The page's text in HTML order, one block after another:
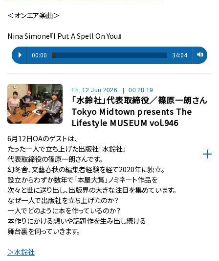
＜オンエア楽曲＞
Nina Simone『I Put A Spell On You』
00:00 34:04
Fri, 12 Jun 2026 00:28:19
「水鈴社」代表取締役／篠原一朗さん
Tokyo Midtown presents The
Lifestyle MUSEUM vol.946
6月12日OAのゲストは、
たった一人で立ち上げた出版社「水鈴社」
代表取締役の篠原一朗さんです。
幻冬舎、文藝春秋の編集者経験を経て2020年に独立。
設立からわずか数年で「本屋大賞」ノミネート作品を
次々と世に送り出し、出版界の大きな注目を集めています。
なぜ一人で出版社を立ち上げたのか？
一人でどのように本を作っているのか？
本作りにかける想いや話題作を生み出し続ける
舞台裏を伺っていきます。
＞水鈴社